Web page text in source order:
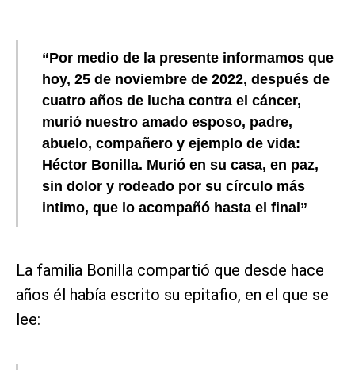
“Por medio de la presente informamos que
hoy, 25 de noviembre de 2022, después de
cuatro años de lucha contra el cáncer,
murió nuestro amado esposo, padre,
abuelo, compañero y ejemplo de vida:
Héctor Bonilla. Murió en su casa, en paz,
sin dolor y rodeado por su círculo más
intimo, que lo acompañó hasta el final”
La familia Bonilla compartió que desde hace
años él había escrito su epitafio, en el que se
lee: